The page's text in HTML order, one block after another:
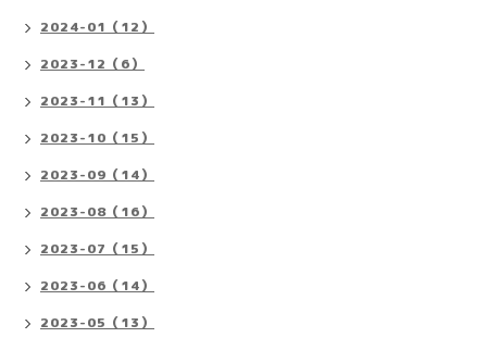
2024-01（12）
2023-12（6）
2023-11（13）
2023-10（15）
2023-09（14）
2023-08（16）
2023-07（15）
2023-06（14）
2023-05（13）